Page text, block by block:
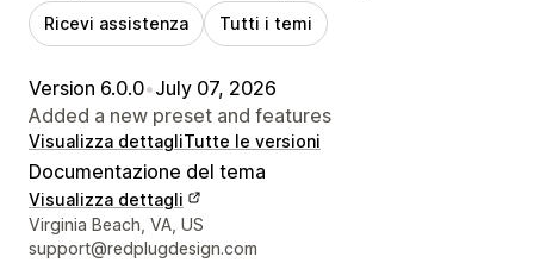
Ricevi assistenza Tutti i temi
Version 6.0.0•July 07, 2026
Added a new preset and features
Visualizza dettagliTutte le versioni
Documentazione del tema
Visualizza dettagli
Recapiti del designer
Virginia Beach, VA, US
support@redplugdesign.com